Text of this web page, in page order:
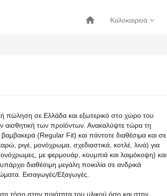
home Καλοκαιρινά
πώληση σε Ελλάδα και εξωτερικό στο χώρο του
αισθητική των προϊόντων. Ανακαλύψτε τώρα τη
(Regular Fit) και πάντοτε διαθέσιμα και σε
ριγέ, μονόχρωμα, σχεδιαστικά, κοτλέ, λινά) για
με φερμουάρ, κουμπιά και λαιμόκοψη) και
διαθέσιμη μεγάλη ποικιλία σε ανδρικά
Εισαγωγές/Εξαγωγές.
τόσο στην ποιότητα του υλικού όσο και στην